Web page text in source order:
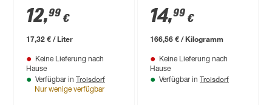
12,99 €
17,32 € / Liter
Keine Lieferung nach
Hause
Verfügbar in Troisdorf
Nur wenige verfügbar
14,99 €
166,56 € / Kilogramm
Keine Lieferung nach
Hause
Verfügbar in Troisdorf